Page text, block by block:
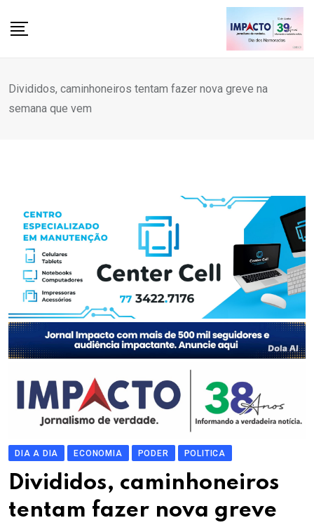
Divididos, caminhoneiros tentam fazer nova greve na
semana que vem
DIA A DIA ECONOMIA PODER POLITICA
Divididos, caminhoneiros
tentam fazer nova greve